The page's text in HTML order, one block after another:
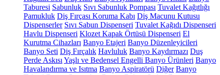
Taburesi Sabunluk Sıvı Sabunluk Pompası Tuvalet Kağıtlığı
Pamukluk Diş Fırçası Koruma Kabı Diş Macunu Kutusu
Dispenserler Sıvı Sabun Dispenseri Tuvalet Kağıdı Dispenseri
Havlu Dispenseri Klozet Kapak Örtüsü Dispenseri El
Kurutma Cihazları Banyo Etajeri Banyo Düzenleyicileri
Banyo Seti Diş Fırçalık Havluluk Banyo Kaydırmazı Duş
Perde Askısı Yaşlı ve Bedensel Engelli Banyo Ürünleri Banyo
Havalandırma ve Isıtma Banyo Aspiratörü Diğer Banyo